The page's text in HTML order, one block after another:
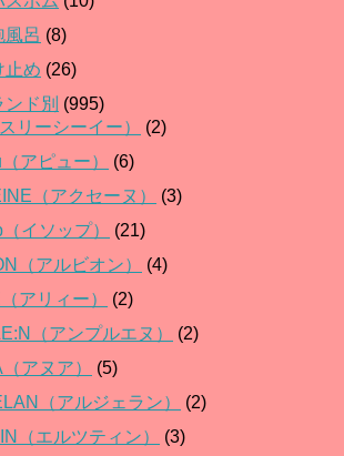
風呂 (8)
止め (26)
ド別 (995)
リーシーイー）
(2)
アピュー）
(6)
（アクセーヌ）
(3)
イソップ）
(21)
（アルビオン）
(4)
アリィー）
(2)
（アンプルエヌ）
(2)
アヌア）
(5)
（アルジェラン）
(2)
（エルツティン）
(3)